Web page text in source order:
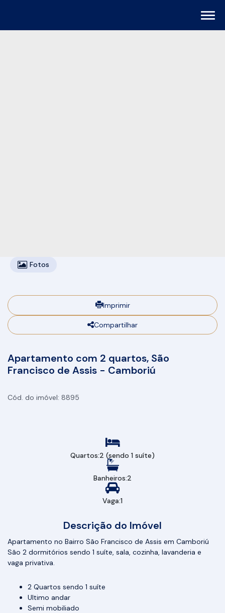
Fotos
Imprimir
Compartilhar
Apartamento com 2 quartos, São
Francisco de Assis - Camboriú
8895
Quartos:2 (sendo 1 suíte)
Banheiros:2
Vaga:1
Descrição do Imóvel
Apartamento no Bairro São Francisco de Assis em Camboriú
São 2 dormitórios sendo 1 suíte, sala, cozinha, lavanderia e
vaga privativa.
2 Quartos sendo 1 suíte
Ultimo andar
Semi mobiliado